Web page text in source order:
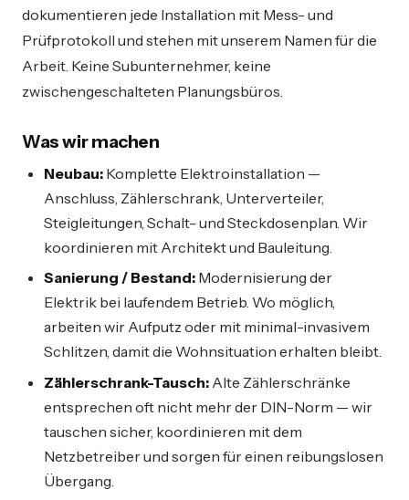
dokumentieren jede Installation mit Mess- und
Prüfprotokoll und stehen mit unserem Namen für die
Arbeit. Keine Subunternehmer, keine
zwischengeschalteten Planungsbüros.
Was wir machen
Neubau: Komplette Elektroinstallation —
Anschluss, Zählerschrank, Unterverteiler,
Steigleitungen, Schalt- und Steckdosenplan. Wir
koordinieren mit Architekt und Bauleitung.
Sanierung / Bestand: Modernisierung der
Elektrik bei laufendem Betrieb. Wo möglich,
arbeiten wir Aufputz oder mit minimal-invasivem
Schlitzen, damit die Wohnsituation erhalten bleibt.
Zählerschrank-Tausch: Alte Zählerschränke
entsprechen oft nicht mehr der DIN-Norm — wir
tauschen sicher, koordinieren mit dem
Netzbetreiber und sorgen für einen reibungslosen
Übergang.